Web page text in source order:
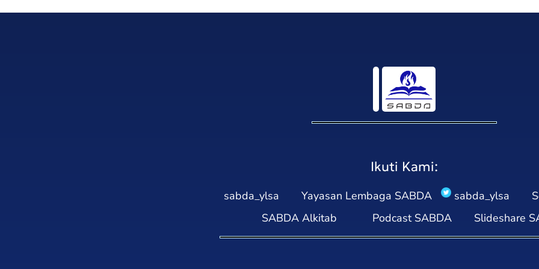
Ikuti Kami:
sabda_ylsa Yayasan Lembaga SABDA sabda_ylsa
SABDA Alkitab
Podcast SABDA Slideshare